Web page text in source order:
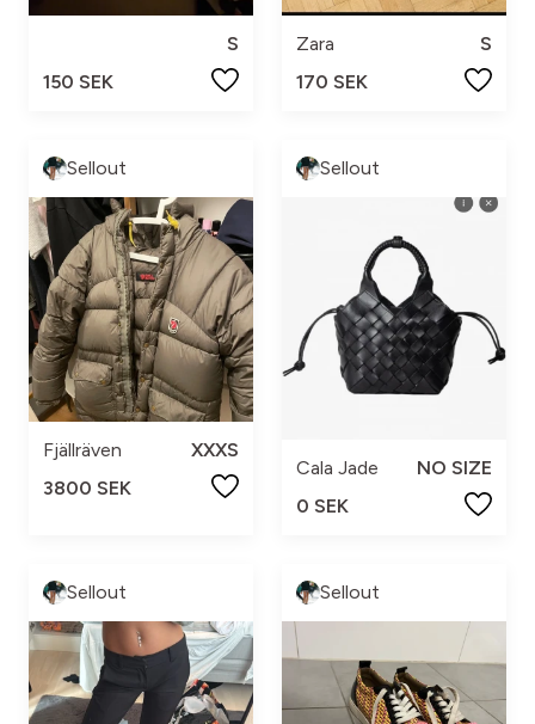
S
150 SEK
Zara
S
170 SEK
Sellout
Fjällräven
XXXS
3800 SEK
Sellout
Cala Jade
NO SIZE
0 SEK
Sellout Sellout